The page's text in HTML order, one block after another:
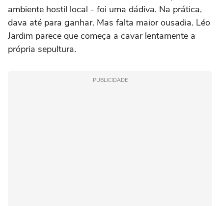
ambiente hostil local - foi uma dádiva. Na prática,
dava até para ganhar. Mas falta maior ousadia. Léo
Jardim parece que começa a cavar lentamente a
própria sepultura.
PUBLICIDADE